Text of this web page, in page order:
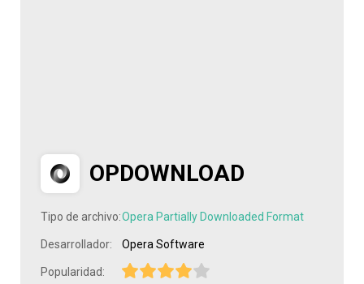
OPDOWNLOAD
Tipo de archivo:Opera Partially Downloaded Format
Desarrollador: Opera Software
Popularidad: